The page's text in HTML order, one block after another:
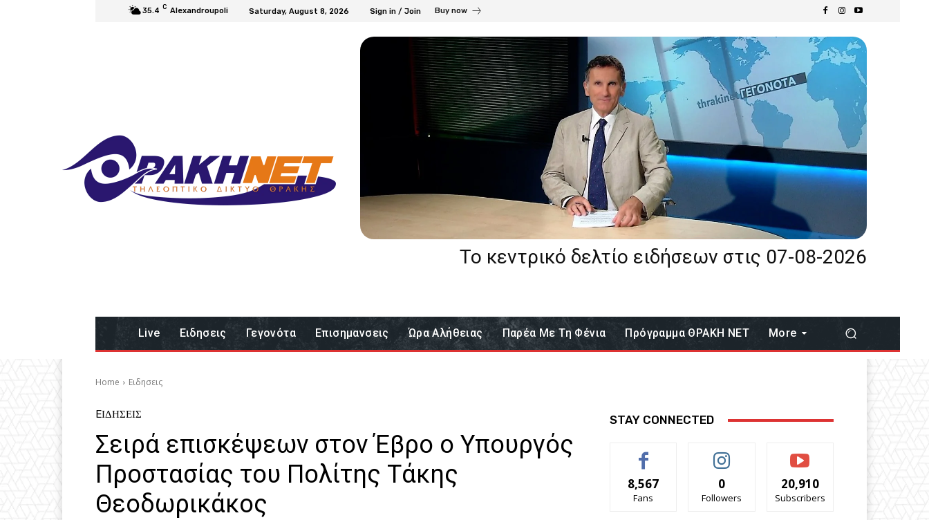
35.4 C Alexandroupoli Saturday, August 8, 2026 Sign in / Join Buy now
Το κεντρικό δελτίο ειδήσεων στις 07-08-2026
Live Eιδησεις Γεγονότα Επισημανσεις Ώρα Αλήθειας Παρέα Με Τη Φένια Πρόγραμμα ΘΡΑΚΗ ΝΕΤ More
Home Eιδησεις
EΙΔΗΣΕΙΣ
Σειρά επισκέψεων στον Έβρο ο Υπουργός
Προστασίας του Πολίτης Τάκης
Θεοδωρικάκος
STAY CONNECTED
8,567
Fans
0
Followers
20,910
Subscribers